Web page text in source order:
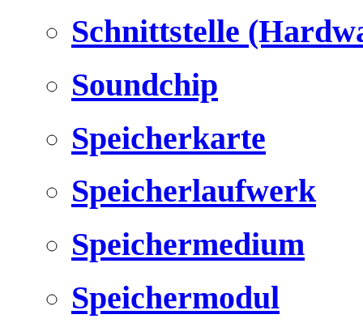
Schnittstelle
Soundchip
Speicherkarte
Speicherlaufwerk
Speichermedium
Speichermodul